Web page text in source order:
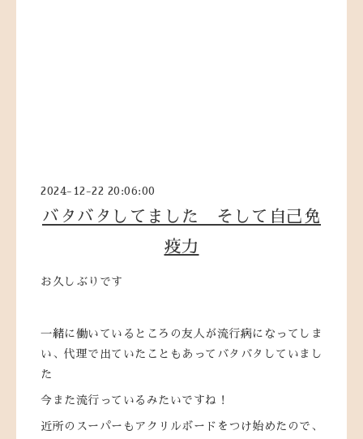
2024-12-22 20:06:00
バタバタしてました そして自己免
疫力
お久しぶりです
一緒に働いているところの友人が流行病になってしま
い、代理で出ていたこともあってバタバタしていまし
た
今また流行っているみたいですね！
近所のスーパーもアクリルボードをつけ始めたので、